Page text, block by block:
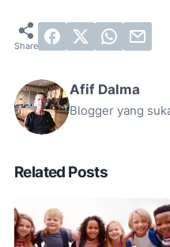
Afif Dalma
Blogger yang
Related Posts